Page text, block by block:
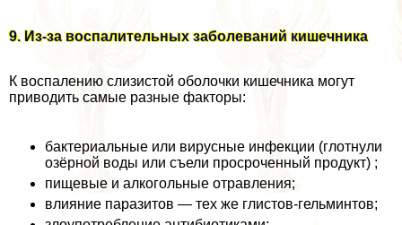
9. Из-за воспалительных заболеваний кишечника
К воспалению слизистой оболочки кишечника могут
приводить самые разные факторы:
бактериальные или вирусные инфекции (глотнули
озёрной воды или съели просроченный продукт) ;
пищевые и алкогольные отравления;
влияние паразитов — тех же глистов-гельминтов;